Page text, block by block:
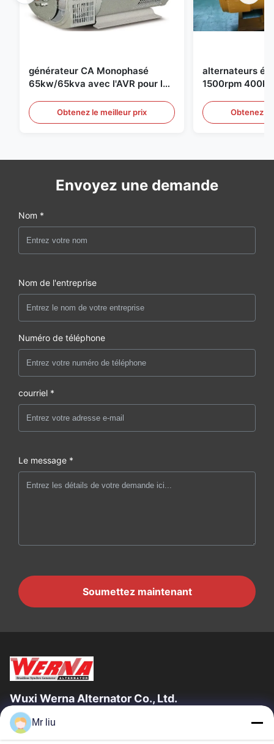
générateur CA Monophasé
65kw/65kva avec l'AVR pour le
Obtenez le meilleur prix
alternateurs
1500rpm
Obtenez
Envoyez une demande
Nom *
Nom de l'entreprise
Numéro de téléphone
courriel *
Le message *
Soumettez maintenant
Wuxi Werna Alternator Co., Ltd.
Liens Rapides
Mr liu